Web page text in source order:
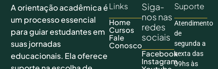
A orientação acadêmica é
um processo essencial
para guiar estudantes em
suas jornadas
educacionais. Ela oferece
Links
Home
Cursos
Fale
Conosco
Siga-
nos nas
redes
sociais
Facebook
Instagram
Suporte
Atendimento
de
segunda a
sexta das
09hs às